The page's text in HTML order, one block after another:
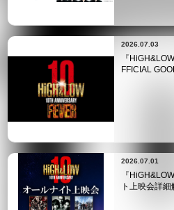
2026.07.03
『
FFICIAL
2026.07.01
『
ト上映会詳細